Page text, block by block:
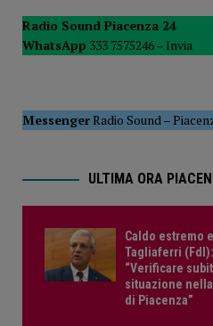
[ 5 Agosto 2026 ]
Radio Sound Piacenza 24
WhatsApp 333 7575246 – Invia
MessengerRadio Sound–
ULTIMA ORA
Caldo estremo
Tagliaferri (FdI):
“Verificare
situazione
di Piacenza”